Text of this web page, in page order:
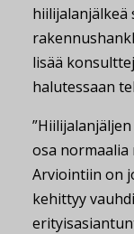
hiilijalanjälkeä
lisää
halutessaan
osa
Arviointiin on
kehittyy